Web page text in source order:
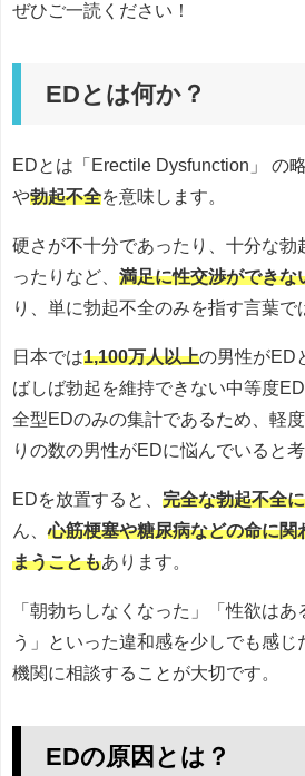
ぜひご一読ください！
EDとは何か？
EDとは「Erectile Dysfunction」 の
や勃起不全を意味します。
硬さが不十分であったり、十分な勃
ったりなど、 満足に性交渉ができな
り、単に勃起不全のみを指す言葉で
日本では1,100万人以上の男性がED
ばしば勃起を維持できない中等度
全型EDのみの集計であるため、軽
りの数の男性がEDに悩んでいると
EDを放置すると、 完全な勃起不全
ん、心筋梗塞や糖尿病などの命に関
まうこともあります。
「朝勃ちしなくなった」「性欲はあ
う」といった違和感を少しでも感じ
機関に相談することが大切です。
EDの原因とは？